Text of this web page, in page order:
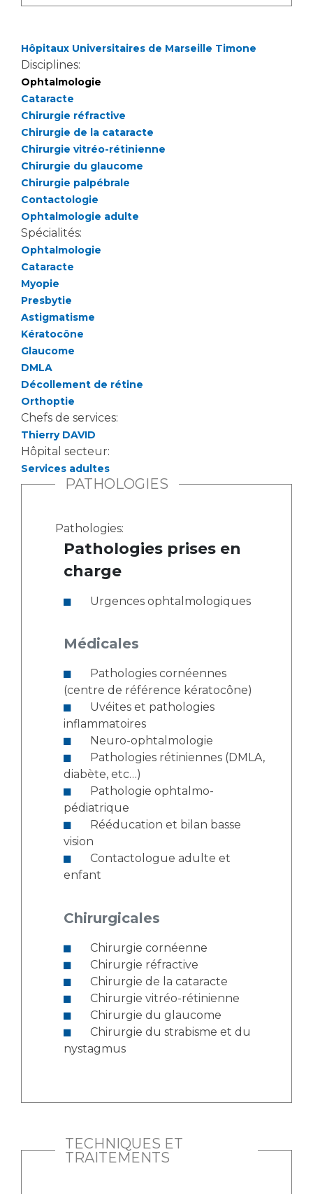
Hôpitaux Universitaires de Marseille Timone
Disciplines:
Ophtalmologie
Cataracte
Chirurgie réfractive
Chirurgie de la cataracte
Chirurgie vitréo-rétinienne
Chirurgie du glaucome
Chirurgie palpébrale
Contactologie
Ophtalmologie adulte
Spécialités:
Ophtalmologie
Cataracte
Myopie
Presbytie
Astigmatisme
Kératocône
Glaucome
DMLA
Décollement de rétine
Orthoptie
Chefs de services:
Thierry DAVID
Hôpital secteur:
Services adultes
PATHOLOGIES
Pathologies:
Pathologies prises en
charge
Urgences ophtalmologiques
Médicales
(centre de référence kératocône)
inflammatoires
Neuro-ophtalmologie
diabète, etc…)
pédiatrique
vision
enfant
Chirurgicales
Chirurgie cornéenne
Chirurgie réfractive
Chirurgie de la cataracte
Chirurgie vitréo-rétinienne
Chirurgie du glaucome
nystagmus
TECHNIQUES ET
TRAITEMENTS